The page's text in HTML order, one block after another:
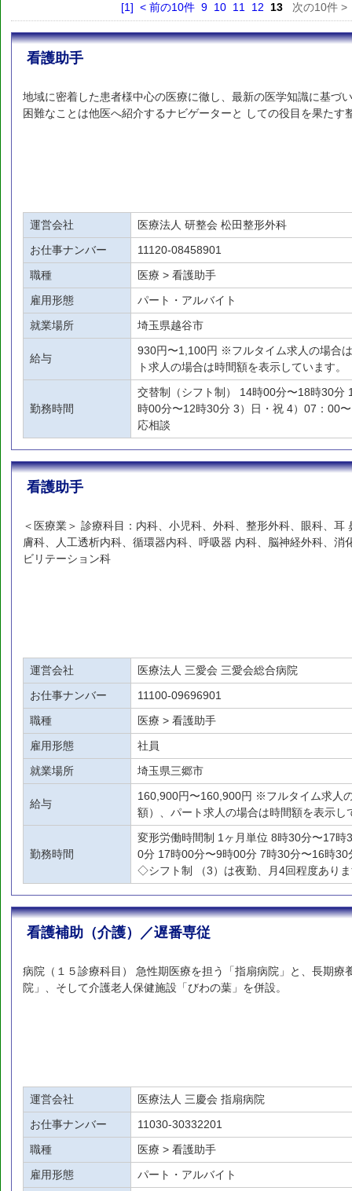
[1] < 前の10件 9 10 11 12 13 次の10件 >
看護助手
地域に密着した患者様中心の医療に徹し、最新の医学知識に基づ
困難なことは他医へ紹介するナビゲーターと しての役目を果たす
運営会社
医療法人 研整会 松田整形外科
お仕事ナンバー
11120-08458901
職種
医療 > 看護助手
雇用形態
パート・アルバイト
就業場所
埼玉県越谷市
給与
930円〜1,100円 ※フルタイム求人の場合
ト求人の場合は時間額を表示しています。
勤務時間
交替制（シフト制） 14時00分〜18時30分
時00分〜12時30分 3）日・祝 4）07：00
応相談
看護助手
＜医療業＞ 診療科目：内科、小児科、外科、整形外科、眼科、耳
膚科、人工透析内科、循環器内科、呼吸器 内科、脳神経外科、消
ビリテーション科
運営会社
医療法人 三愛会 三愛会総合病院
お仕事ナンバー
11100-09696901
職種
医療 > 看護助手
雇用形態
社員
就業場所
埼玉県三郷市
給与
160,900円〜160,900円 ※フルタイム求人
額）、パート求人の場合は時間額を表示し
勤務時間
変形労働時間制 1ヶ月単位 8時30分〜17時
0分 17時00分〜9時00分 7時30分〜16時30
◇シフト制 （3）は夜勤、月4回程度あり
看護補助（介護）／遅番専従
病院（１５診療科目） 急性期医療を担う「指扇病院」と、長期療
院」、そして介護老人保健施設「びわの葉」を併設。
運営会社
医療法人 三慶会 指扇病院
お仕事ナンバー
11030-30332201
職種
医療 > 看護助手
雇用形態
パート・アルバイト